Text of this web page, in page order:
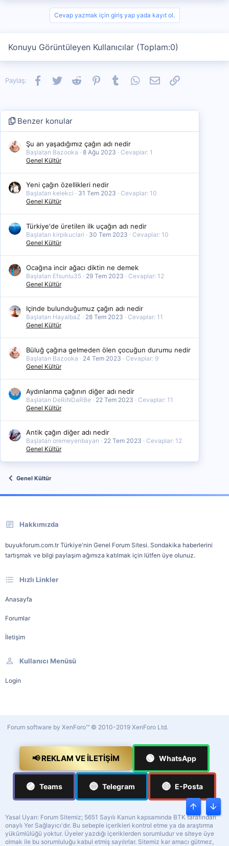
Cevap yazmak için giriş yap yada kayıt ol.
Konuyu Görüntüleyen Kullanıcılar (Toplam:0)
Paylaş: Facebook
TwitterReddit PinterestTumblrWhatsApp
E-postaLink
Benzer konular
Şu an yaşadığımız çağın adı nedir
Başlatan Bazooka 8 Ağu 2023
Cevaplar: 1
Genel Kültür
Yeni çağın özellikleri nedir
Başlatan kelekci 31 Tem 2023
Cevaplar: 10
Genel Kültür
Türkiye'de üretilen ilk uçağın adı nedir
Başlatan kirpikuclari 30 Tem 2023
Cevaplar: 10
Genel Kültür
Ocağına incir ağacı diktin ne demek
Başlatan Efsunlu35 29 Tem 2023
Cevaplar: 12
Genel Kültür
Içinde bulunduğumuz çağın adı nedir
Başlatan HayalbaZ 28 Tem 2023
Cevaplar: 11
Genel Kültür
Büluğ çağına gelmeden ölen çocuğun durumu nedir
Başlatan Bazooka 24 Tem 2023
Cevaplar: 9
Genel Kültür
Aydınlanma çağının diğer adı nedir
Başlatan DeRiNDaRBe 22 Tem 2023
Cevaplar: 11
Genel Kültür
Antik çağın diğer adı nedir
Başlatan oremeyenbayan 22 Tem 2023
Cevaplar: 12
Genel Kültür
Genel Kültür
Hakkımızda
buyukforum.com.tr Türkiye'nin Genel Forum Sitesi. Sondakika haberlerini
tartışmak ve bilgi paylaşım ağımıza katılmak için lütfen üye olunuz.
Hızlı Linkler
Anasayfa
Forumlar
İletişim
Kullanıcı Menüsü
Login
Forum software by XenForo™ © 2010-2019 XenForo Ltd.
📢 REKLAM VE İLETIŞIM 🟢 WhatsApp
🟣 Teams 🔵 Telegram 🔴 E-Posta
Yasal Uyarı: Forum Sitemiz; 5651 Sayılı Kanun kapsamında BTK tarafından
onaylı Yer Sağlayıcı'dır. Bu sebeple içerikleri kontrol etme ya da araştırma
yükümlülüğü yoktur. Üyeler yazdığı içeriklerden sorumludur ve siteye üye
olmak ile bu sorumluluğu kabul etmiş sayılırlar. Sitemiz kar amacı gütmez,
Üst Alt